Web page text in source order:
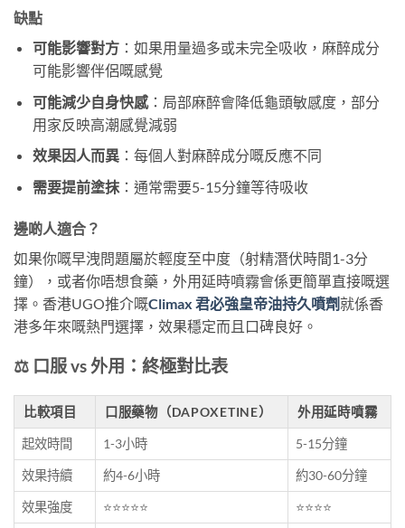
缺點
可能影響對方：如果用量過多或未完全吸收，麻醉成分
可能影響伴侶嘅感覺
可能減少自身快感：局部麻醉會降低龜頭敏感度，部分
用家反映高潮感覺減弱
效果因人而異：每個人對麻醉成分嘅反應不同
需要提前塗抹：通常需要5-15分鐘等待吸收
邊啲人適合？
如果你嘅早洩問題屬於輕度至中度（射精潛伏時間1-3分
鐘），或者你唔想食藥，外用延時噴霧會係更簡單直接嘅選
擇。香港UGO推介嘅Climax 君必強皇帝油持久噴劑就係香
港多年來嘅熱門選擇，效果穩定而且口碑良好。
⚖️ 口服 vs 外用：終極對比表
比較項目 口服藥物（DAPOXETINE） 外用延時噴霧
起效時間 1-3小時 5-15分鐘
效果持續 約4-6小時 約30-60分鐘
效果強度 ⭐⭐⭐⭐⭐ ⭐⭐⭐⭐